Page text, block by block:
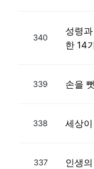
340
성령
한 14
339 손을
338 세상
337 인생